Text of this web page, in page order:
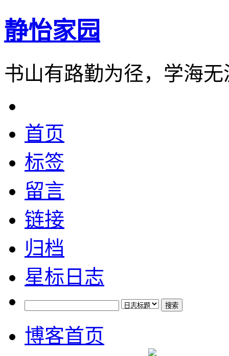
静怡家园
书山有路勤为径，学海
首页
标签
留言
链接
归档
星标日志
博客首页